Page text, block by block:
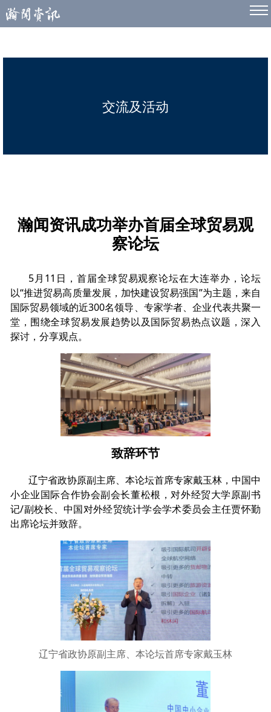
交流及活动
瀚闻资讯成功举办首届全球贸易观
察论坛
5月11日，首届全球贸易观察论坛在大连举办，论坛
以“推进贸易高质量发展，加快建设贸易强国”为主题，来自
国际贸易领域的近300名领导、专家学者、企业代表共聚一
堂，围绕全球贸易发展趋势以及国际贸易热点议题，深入
探讨，分享观点。
致辞环节
辽宁省政协原副主席、本论坛首席专家戴玉林，中国中
小企业国际合作协会副会长董松根，对外经贸大学原副书
记/副校长、中国对外经贸统计学会学术委员会主任贾怀勤
出席论坛并致辞。
辽宁省政协原副主席、本论坛首席专家戴玉林